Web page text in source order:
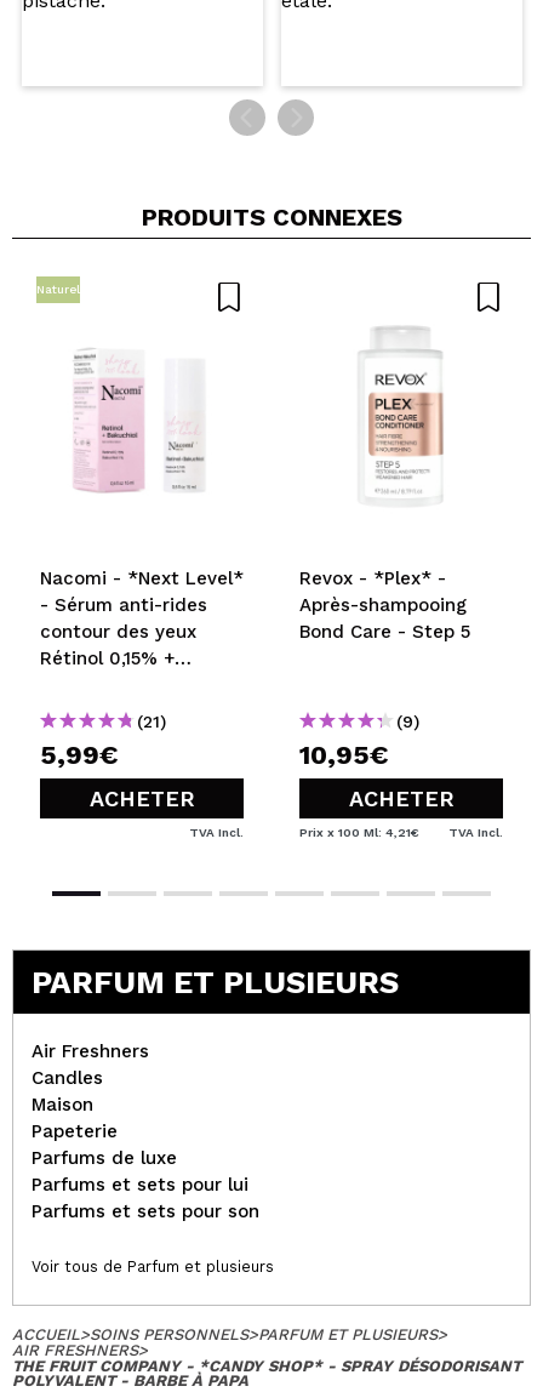
PRODUITS CONNEXES
Naturel
Nacomi - *Next Level*
- Sérum anti-rides
contour des yeux
Rétinol 0,15% +
(21)
5,99€
ACHETER
TVA Incl.
Revox - *Plex* -
Après-shampooing
Bond Care - Step 5
(9)
10,95€
ACHETER
Prix x 100 Ml: 4,21€ TVA Incl.
PARFUM ET PLUSIEURS
Air Freshners
Candles
Maison
Papeterie
Parfums de luxe
Parfums et sets pour lui
Parfums et sets pour son
Voir tous de Parfum et plusieurs
ACCUEIL>SOINS PERSONNELS>PARFUM ET PLUSIEURS>
AIR FRESHNERS>
THE FRUIT COMPANY - *CANDY SHOP* - SPRAY DÉSODORISANT
POLYVALENT - BARBE À PAPA